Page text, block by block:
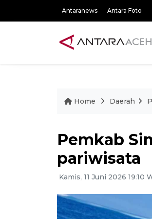
Antaranews Antara Foto
Home Daerah
Pemkab
pariwisata
Kamis, 11 Juni 2026 19:10